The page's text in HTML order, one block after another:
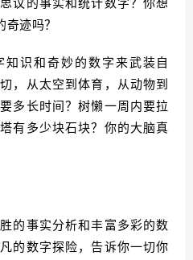
迹吗？
识和奇妙的数字来武装自
，从太空到体育，从动物到
多长时间？树懒一周内要拉
有多少块石块？你的大脑真
的事实分析和丰富多彩的数
的数字探险，告诉你一切你